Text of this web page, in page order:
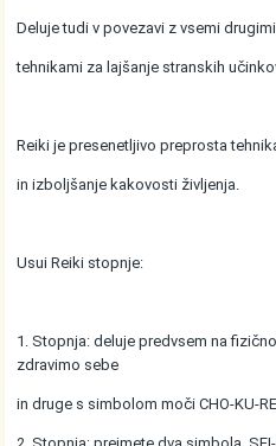
Deluje tudi v povezavi z vsemi
tehnikami za lajšanje stranskih
Reiki je presenetljivo preprosta
in izboljšanje kakovosti življenja.
Usui Reiki stopnje:
1. Stopnja: deluje predvsem na
zdravimo sebe
in druge s simbolom moči CHO-KU-